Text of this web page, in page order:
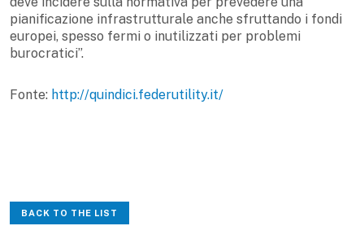
pianificazione infrastrutturale anche sfruttando i fondi
europei, spesso fermi o inutilizzati per problemi
burocratici”.
Fonte: http://quindici.federutility.it/
BACK TO THE LIST